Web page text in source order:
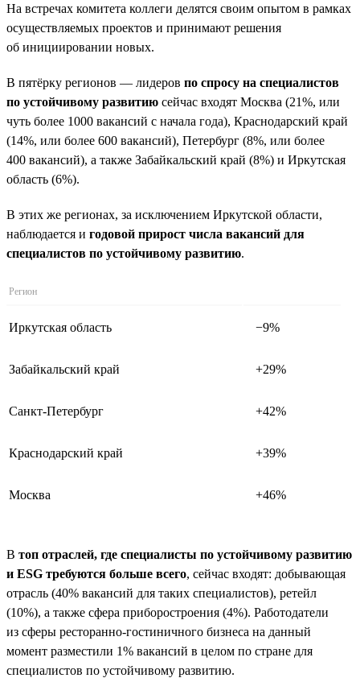
На встречах комитета коллеги делятся своим опытом в рамках
осуществляемых проектов и принимают решения
об инициировании новых.
В пятёрку регионов — лидеров по спросу на специалистов
по устойчивому развитию сейчас входят Москва (21%, или
чуть более 1000 вакансий с начала года), Краснодарский край
(14%, или более 600 вакансий), Петербург (8%, или более
400 вакансий), а также Забайкальский край (8%) и Иркутская
область (6%).
В этих же регионах, за исключением Иркутской области,
наблюдается и годовой прирост числа вакансий для
специалистов по устойчивому развитию.
Регион
Иркутская область −9%
Забайкальский край +29%
Санкт-Петербург +42%
Краснодарский край +39%
Москва +46%
В топ отраслей, где специалисты по устойчивому развитию
и ESG требуются больше всего, сейчас входят: добывающая
отрасль (40% вакансий для таких специалистов), ретейл
(10%), а также сфера приборостроения (4%). Работодатели
из сферы ресторанно-гостиничного бизнеса на данный
момент разместили 1% вакансий в целом по стране для
специалистов по устойчивому развитию.